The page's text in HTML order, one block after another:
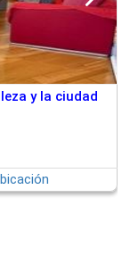
y la ciudad